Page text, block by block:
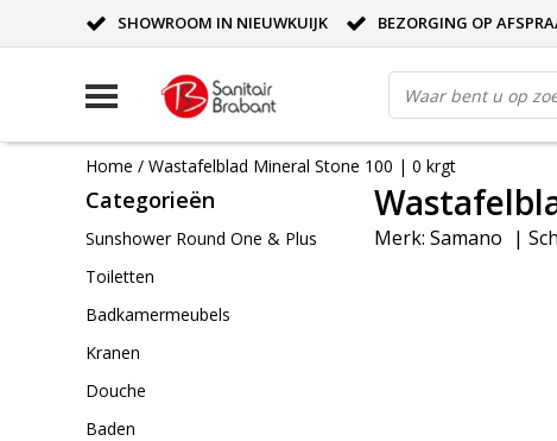
SHOWROOM IN NIEUWKUIJK BEZORGING OP
Home / Wastafelblad Mineral Stone 100 | 0 krgt
Categorieën
Sunshower Round One & Plus
Toiletten
Badkamermeubels
Kranen
Douche
Baden
Merk: Samano |